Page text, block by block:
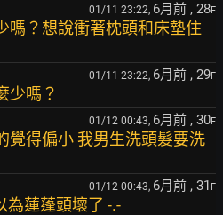
01/11 23:22, 6月前 , 28F
嗎？想說衝著枕頭和床墊住
01/11 23:22, 6月前 , 29F
少嗎？
01/12 00:43, 6月前 , 30F
覺得偏小 我男生洗頭髮要洗
01/12 00:43, 6月前 , 31 F
為蓮蓬頭壞了 -.-